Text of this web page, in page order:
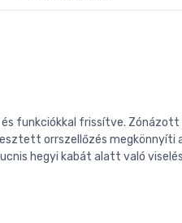
funkciókkal frissítve. Zónázott
orrszellőzés megkönnyíti
hegyi kabát alatt való